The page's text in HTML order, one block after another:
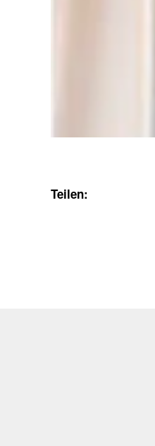
Teilen: